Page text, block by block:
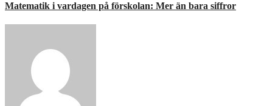
Matematik i vardagen på förskolan: Mer än bara siffror